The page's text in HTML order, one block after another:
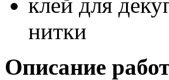
нитки
Описание